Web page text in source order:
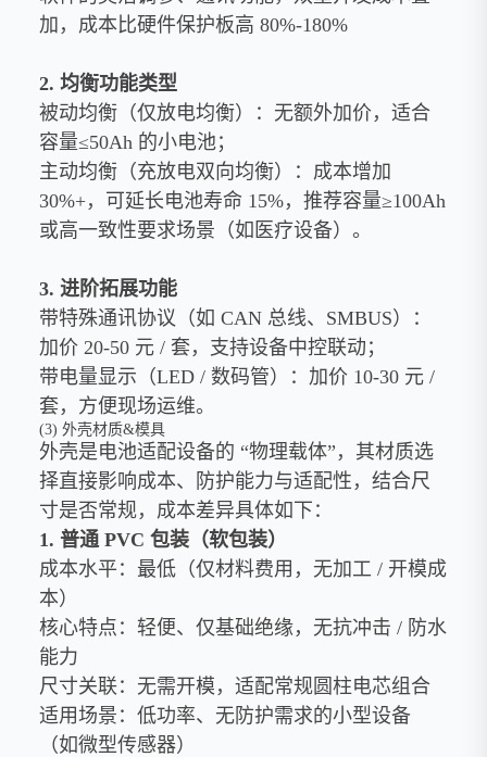
加，成本比硬件保护板高 80%-180%
2. 均衡功能类型
被动均衡（仅放电均衡）：无额外加价，适合
容量≤50Ah 的小电池；
主动均衡（充放电双向均衡）：成本增加
30%+，可延长电池寿命 15%，推荐容量≥100Ah
或高一致性要求场景（如医疗设备）。
3. 进阶拓展功能
带特殊通讯协议（如 CAN 总线、SMBUS）：
加价 20-50 元 / 套，支持设备中控联动；
带电量显示（LED / 数码管）：加价 10-30 元 /
套，方便现场运维。
(3) 外壳材质&模具
外壳是电池适配设备的 “物理载体”，其材质选
择直接影响成本、防护能力与适配性，结合尺
寸是否常规，成本差异具体如下：
1. 普通 PVC 包装（软包装）
成本水平：最低（仅材料费用，无加工 / 开模成
本）
核心特点：轻便、仅基础绝缘，无抗冲击 / 防水
能力
尺寸关联：无需开模，适配常规圆柱电芯组合
适用场景：低功率、无防护需求的小型设备
（如微型传感器）